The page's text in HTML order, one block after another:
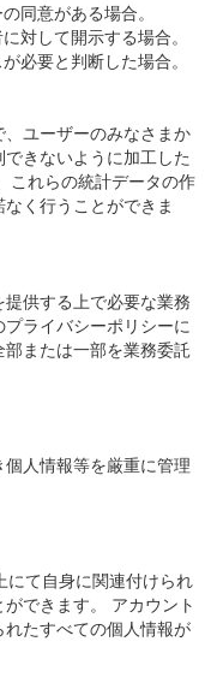
同意がある場合。
対して開示する場合。
必要と判断した場合。
ユーザーのみなさまか
きないように加工した
これらの統計データの作
く行うことができま
供する上で必要な業務
ライバシーポリシーに
または一部を業務委託
人情報等を厳重に管理
て自身に関連付けられ
できます。 アカウント
たすべての個人情報が